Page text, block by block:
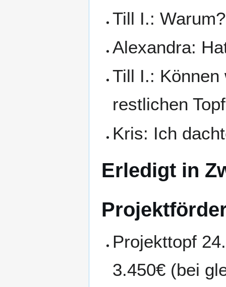
Till I.: Warum?
Alexandra:
Till I.: Können
restlichen
Kris: Ich
Erledigt in
Projekttopf
3.450€ (bei